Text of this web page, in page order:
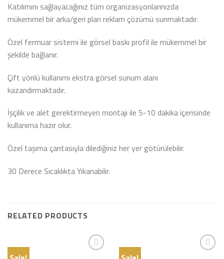
Katılımını sağlayacağınız tüm organizasyonlarınızda
mükemmel bir arka/geri plan reklam çözümü sunmaktadır.
Özel fermuar sistemi ile görsel baskı profil ile mükemmel bir
şekilde bağlanır.
Çift yönlü kullanımı ekstra görsel sunum alanı
kazandırmaktadır.
İşçilik ve alet gerektirmeyen montajı ile 5-10 dakika içerisinde
kullanıma hazır olur.
Özel taşıma çantasıyla dilediğiniz her yer götürülebilir.
30 Derece Sıcaklıkta Yıkanabilir.
RELATED PRODUCTS